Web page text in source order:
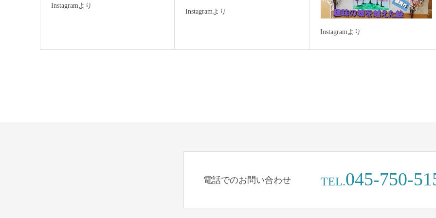
Instagramより
Instagramより
Instagramより
電話でのお問い合わせ TEL.045-750-